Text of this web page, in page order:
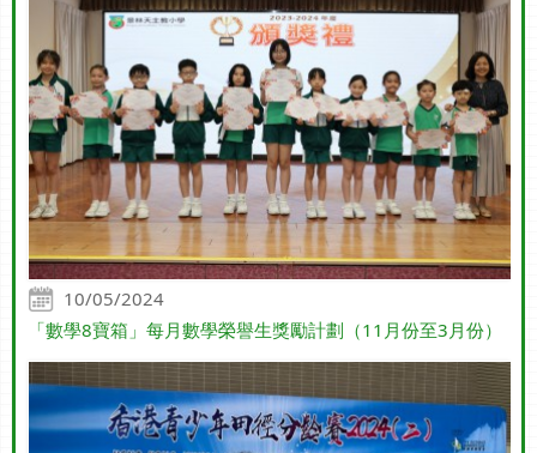
10/05/2024
「數學8寶箱」每月數學榮譽生獎勵計劃（11月份至3月份）